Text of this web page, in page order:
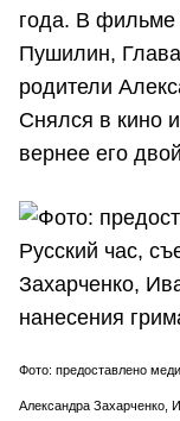
года. В
Пушилин,
родители
Снялся в кино
вернее его
Фото: предоставлено
Александра Захарченко,